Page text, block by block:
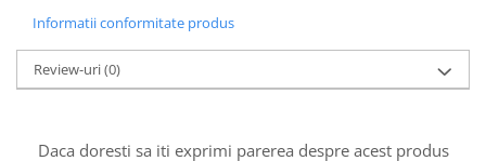
Informatii conformitate produs
Review-uri(0)
Daca doresti sa iti exprimi parerea despre acest produs